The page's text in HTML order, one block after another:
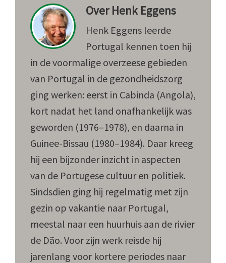
OverHenk Eggens
Henk Eggens leerde
Portugal kennen toen hij
in de voormalige overzeese gebieden
van Portugal in de gezondheidszorg
ging werken: eerst in Cabinda (Angola),
kort nadat het land onafhankelijk was
geworden (1976–1978), en daarna in
Guinee-Bissau (1980–1984). Daar kreeg
hij een bijzonder inzicht in aspecten
van de Portugese cultuur en politiek.
Sindsdien ging hij regelmatig met zijn
gezin op vakantie naar Portugal,
meestal naar een huurhuis aan de rivier
de Dão. Voor zijn werk reisde hij
jarenlang voor kortere periodes naar